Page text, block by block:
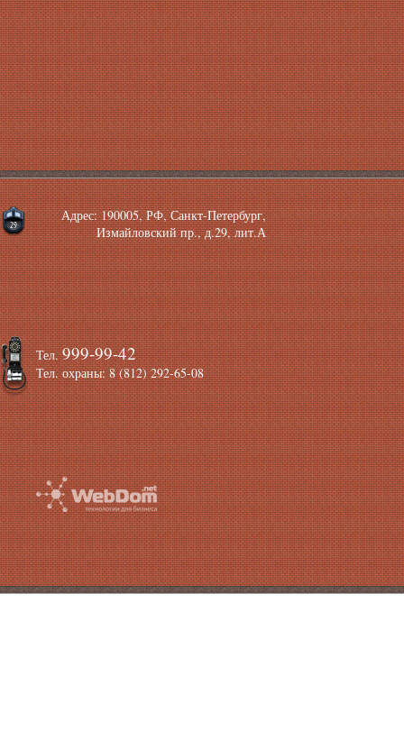
Тел.999-99-42
Тел. охраны: 8 (812) 292-65-08
Адрес: 190005, РФ, Санкт-Петербург,
Измайловский пр., д.29, лит.А